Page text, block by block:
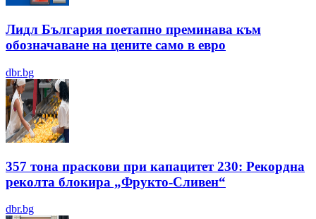
Лидл България поетапно преминава към
обозначаване на цените само в евро
dbr.bg
357 тона праскови при капацитет 230: Рекордна
реколта блокира „Фрукто-Сливен“
dbr.bg